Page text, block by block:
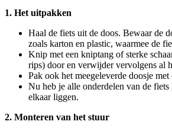
1. Het uitpakken
Haal de fiets uit de doos. Bewaar de
zoals karton en plastic, waarmee de
Knip met een kniptang of sterke
rips) door en verwijder vervolgens al
Pak ook het meegeleverde doosje
Nu heb je alle onderdelen van de
elkaar liggen.
2. Monteren van het stuur